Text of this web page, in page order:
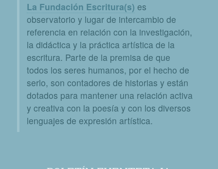
La Fundación Escritura(s) es
observatorio y lugar de intercambio de
referencia en relación con la investigación,
la didáctica y la práctica artística de la
escritura. Parte de la premisa de que
todos los seres humanos, por el hecho de
serlo, son contadores de historias y están
dotados para mantener una relación activa
y creativa con la poesía y con los diversos
lenguajes de expresión artística.